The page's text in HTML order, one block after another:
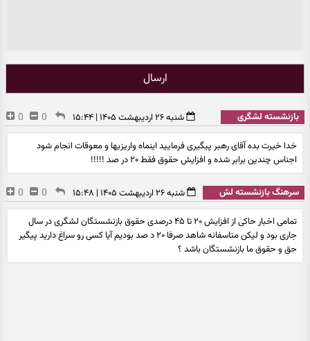
ارسال
بازنشسته لشگری شنبه ۲۶ اردیبهشت ۱۴۰۵ | ۱۵:۴۴ 0
0
خدا خیرت بده آقای رهبر پیگیری فرمایید اینماه واریزیها و معوقات انجام شود
اجناس چندین برابر شده و افزایش حقوق فقط ۲۰ در صد !!!!!
سرهنگ بازنشسته لش شنبه ۲۶ اردیبهشت ۱۴۰۵ | ۱۵:۴۸ 0
0
تمامی اخبار حاکی از افزایش ۲۰ تا ۴۵ درصدی حقوق بازنشستگان لشگری در سال
جاری بود و لیکن متاسفانه شاهد صرفا ۲۰ د صد بودیم آیا کسی رو سراغ دارید پیگیر
حق و حقوق ما بازنشستگان باشد ؟